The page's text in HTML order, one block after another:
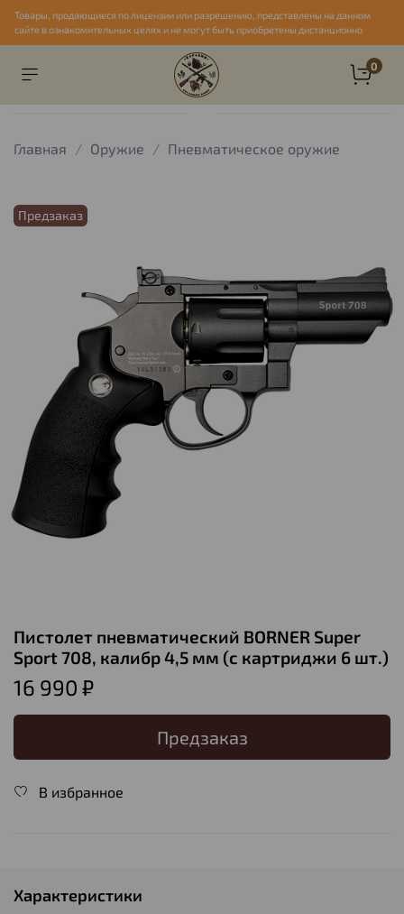
Товары, продающиеся по лицензии или разрешению, представлены на данном
сайте в ознакомительных целях и не могут быть приобретены дистанционно
0
Главная Оружие Пневматическое оружие
Предзаказ
Пистолет пневматический BORNER Super
Sport 708, калибр 4,5 мм (с картриджи 6 шт.)
16 990 ₽
Предзаказ
В избранное
Характеристики